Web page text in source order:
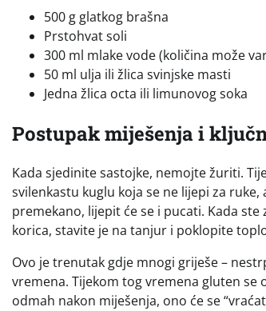
500 g glatkog brašna
Prstohvat soli
300 ml mlake vode (količina može
50 ml ulja ili žlica svinjske masti
Jedna žlica octa ili limunovog soka
Postupak miješenja i
Kada sjedinite sastojke, nemojte žuriti.
svilenkastu kuglu koja se ne lijepi za
premekano, lijepit će se i pucati. Kada
korica, stavite je na tanjur i poklopite
Ovo je trenutak gdje mnogi griješe –
vremena. Tijekom tog vremena gluten
odmah nakon miješenja, ono će se